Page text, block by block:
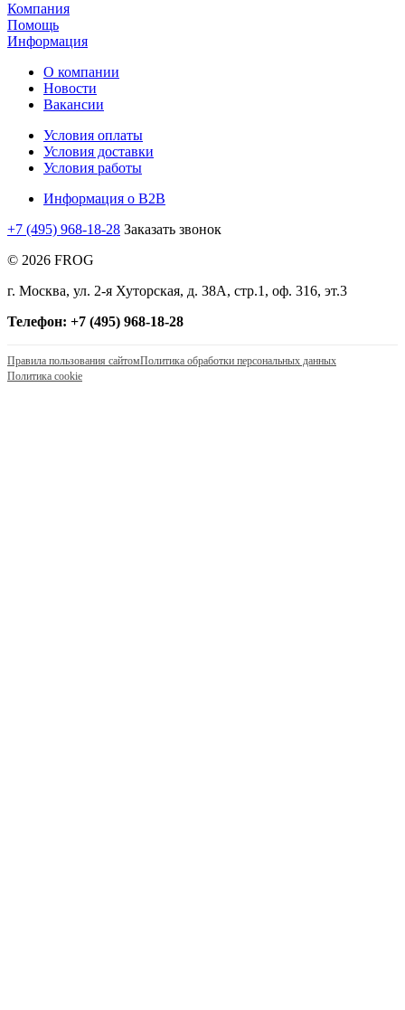
Компания
Помощь
Информация
О компании
Новости
Вакансии
Условия оплаты
Условия доставки
Условия работы
Информация о B2B
+7 (495) 968-18-28 Заказать звонок
© 2026 FROG
г. Москва, ул. 2-я Хуторская, д. 38А, стр.1, оф. 316, эт.3
Телефон: +7 (495) 968-18-28
Правила пользования сайтомПолитика обработки персональных данных
Политика cookie